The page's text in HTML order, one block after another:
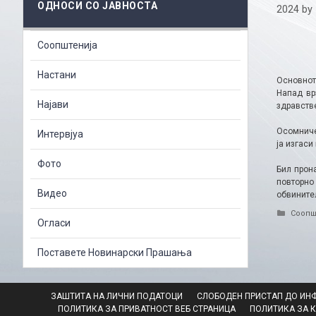
2024 by
Напад
ја
Бил
ОДНОСИ СО ЈАВНОСТА
Соопштенија
Настани
Најави
Интервјуа
Фото
Видео
Огласи
Поставете Новинарски Прашања
ЗАШТИТА НА ЛИЧНИ ПОДАТОЦИ СЛОБОДЕН ПРИСТАП ДО
ПОЛИТИКА ЗА ПРИВАТНОСТ ВЕБ СТРАНИЦА
ПОЛИТИКА ЗА